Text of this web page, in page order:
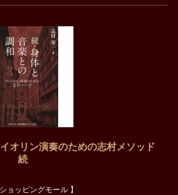
オリン演奏のための志村メソッド
続
ョッピングモール 】